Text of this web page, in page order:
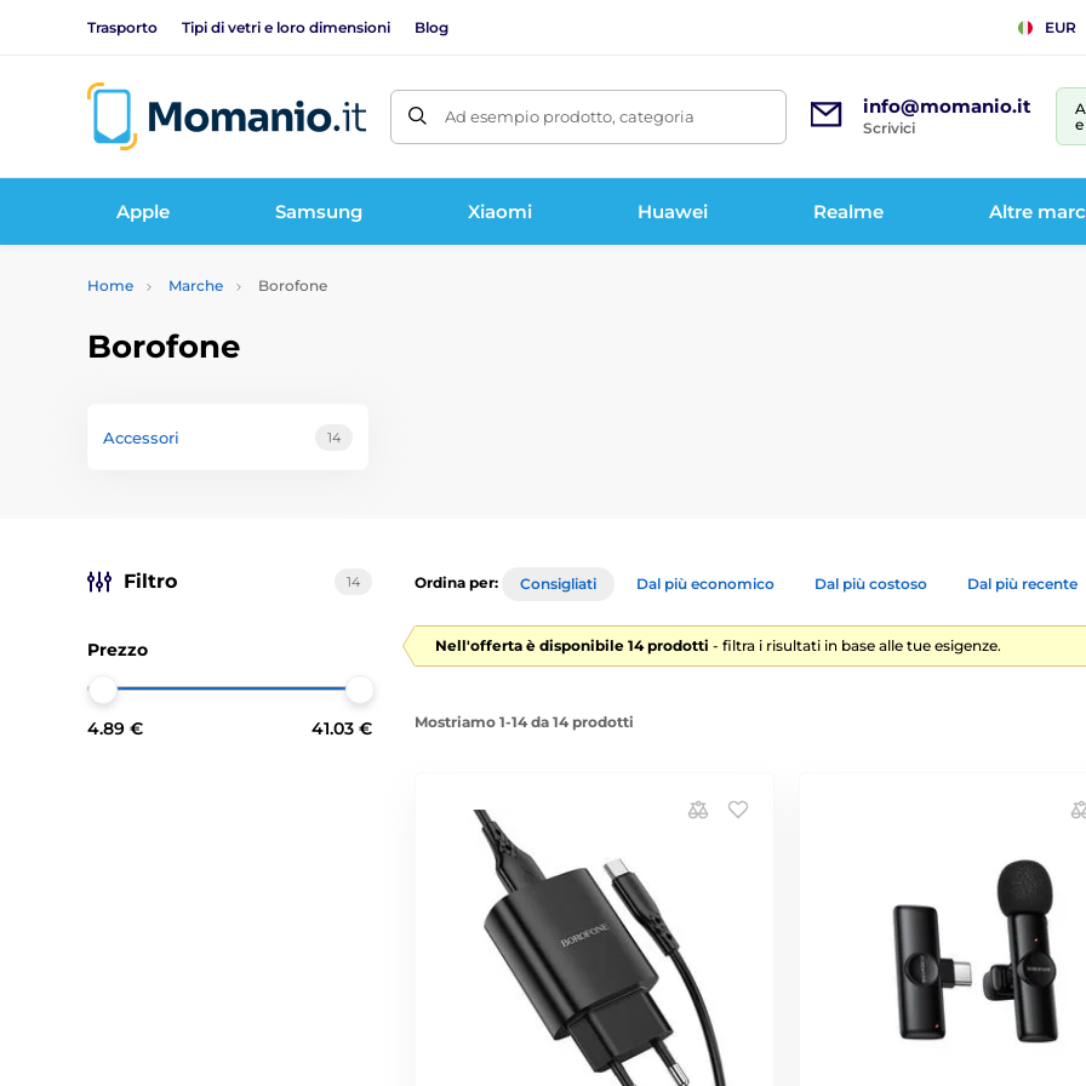
Trasporto Tipi di vetri e loro dimensioni Blog EUR
Ad esempio prodotto, categoria info@momanio.it
Scrivici
Apple Samsung Xiaomi Huawei Realme Altre
Home Marche Borofone
Borofone
Accessori 14
Filtro 14
Prezzo
4.89 € 41.03 €
Ordina per: Consigliati Dal più economico Dal più costoso Dal più recente
Nell'offerta è disponibile 14 prodotti - filtra i risultati in base alle tue esigenze.
Mostriamo 1-14 da 14 prodotti